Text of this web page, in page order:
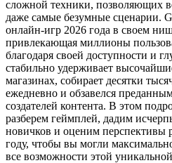
сложной техники, позволяющих
даже самые безумные сценарии.
онлайн-игр 2026 года в своем
привлекающая миллионы
благодаря своей доступности и
стабильно удерживает
магазинах, собирает десятки
ежедневно и обзавелся
создателей контента. В этом
разберем геймплей, дадим
новичков и оценим перспективы
году, чтобы вы могли
все возможности этой